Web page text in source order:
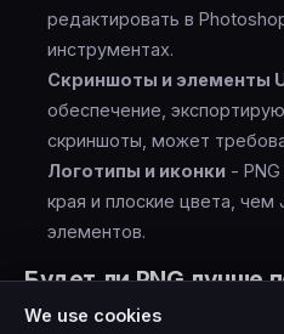
редактировать в
инструментах.
Скриншоты и элементы
обеспечение,
скриншоты, может
Логотипы и иконки -
края и плоские цвета, чем
элементов.
Будет ли PNG лучше
оригинальный JPG?
We use cookies